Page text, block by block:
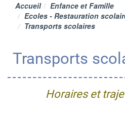
Accueil
Enfance et Famille
Ecoles - Restauration
Transports scolaires
Transports
Horaires et